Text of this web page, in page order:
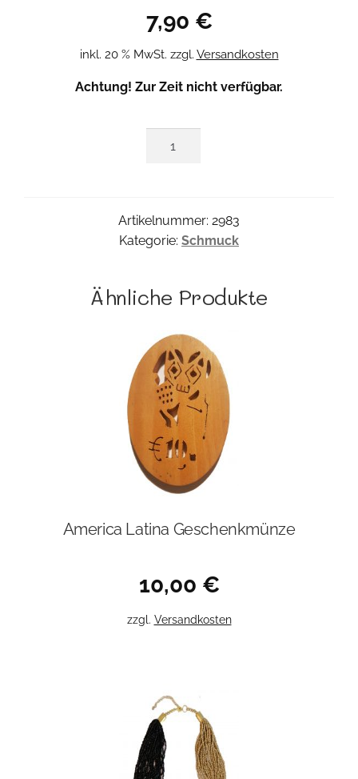
7,90 €
inkl. 20 % MwSt. zzgl. Versandkosten
Achtung! Zur Zeit nicht verfügbar.
Artikelnummer: 2983
Kategorie: Schmuck
Ähnliche Produkte
America Latina Geschenkmünze
10,00 €
zzgl. Versandkosten